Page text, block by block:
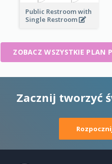
Public Restroom with
Single Restroom
ZOBACZ WSZYSTKIE PLAN
Zacznij tworzyć